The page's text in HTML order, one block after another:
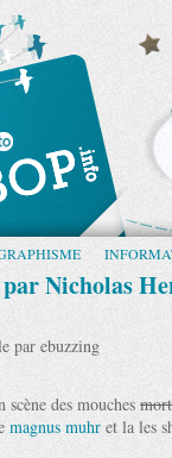
Nicholas
par ebuzzing
des mouches
magnus muhr et la les